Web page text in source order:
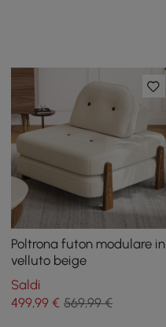
Poltrona futon modulare in
velluto beige
Saldi
499,99 € 569,99 €